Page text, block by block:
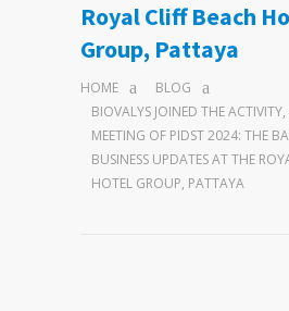
Royal Cliff Beach
Group, Pattaya
HOME
BLOG
BIOVALYS JOINED THE
MEETING OF PIDST 2024: THE
BUSINESS UPDATES AT THE
HOTEL GROUP, PATTAYA